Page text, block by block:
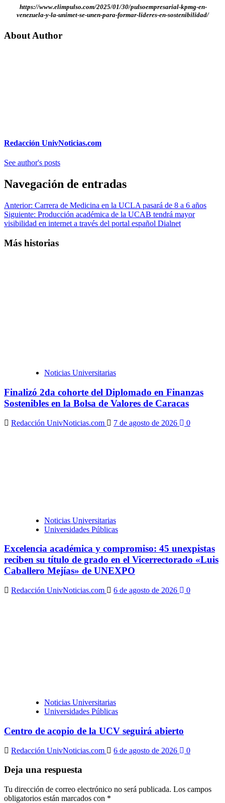
https://www.elimpulso.com/2025/01/30/pulsoempresarial-kpmg-en-
venezuela-y-la-unimet-se-unen-para-formar-lideres-en-sostenibilidad/
About Author
Redacción UnivNoticias.com
See author's posts
Navegación de entradas
Anterior: Carrera de Medicina en la UCLA pasará de 8 a 6 años
Siguiente: Producción académica de la UCAB tendrá mayor
visibilidad en internet a través del portal español Dialnet
Más historias
Noticias Universitarias
Finalizó 2da cohorte del Diplomado en Finanzas
Sostenibles en la Bolsa de Valores de Caracas
Redacción UnivNoticias.com 7 de agosto de 2026 0
Noticias Universitarias
Universidades Públicas
Excelencia académica y compromiso: 45 unexpistas
reciben su título de grado en el Vicerrectorado «Luis
Caballero Mejías» de UNEXPO
Redacción UnivNoticias.com 6 de agosto de 2026 0
Noticias Universitarias
Universidades Públicas
Centro de acopio de la UCV seguirá abierto
Redacción UnivNoticias.com 6 de agosto de 2026 0
Deja una respuesta
Tu dirección de correo electrónico no será publicada. Los campos
obligatorios están marcados con *